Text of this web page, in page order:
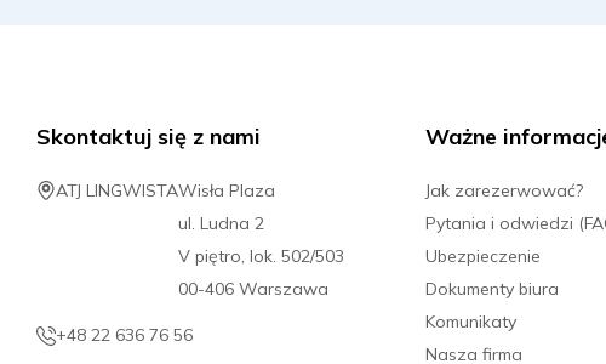
Skontaktuj się z nami
ATJ LINGWISTAWisła Plaza
ul. Ludna 2
V piętro, lok. 502/503
00-406 Warszawa
+48 22 636 76 56
Ważne
Jak zarezerwować?
Pytania i odwiedzi
Ubezpieczenie
Dokumenty biura
Komunikaty
Nasza firma